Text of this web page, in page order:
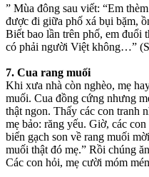
” Mùa đông sau viết: “Em
được đi giữa phố xá bụi bặm,
Biết bao lần trên phố, em đuổi
có phải người Việt không…”
7. Cua rang muối
Khi xưa nhà còn nghèo, mẹ
muối. Cua đồng cứng nhưng
thật ngon. Thấy các con tranh
mẹ bảo: răng yếu. Giờ, các
biển gạch son về rang muối
muối thật đó mẹ.” Rồi chúng
Các con hỏi, mẹ cười móm